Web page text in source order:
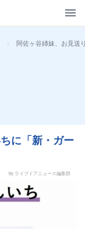
> 阿佐ヶ谷姉妹、お見送
に「新・ガー
by ライブドアニュース編集部